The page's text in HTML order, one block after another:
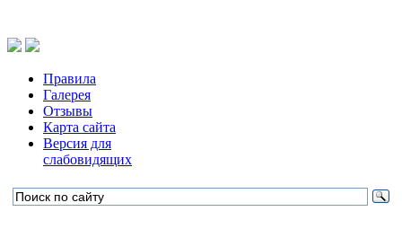
Правила
Галерея
Отзывы
Карта сайта
Версия для
слабовидящих